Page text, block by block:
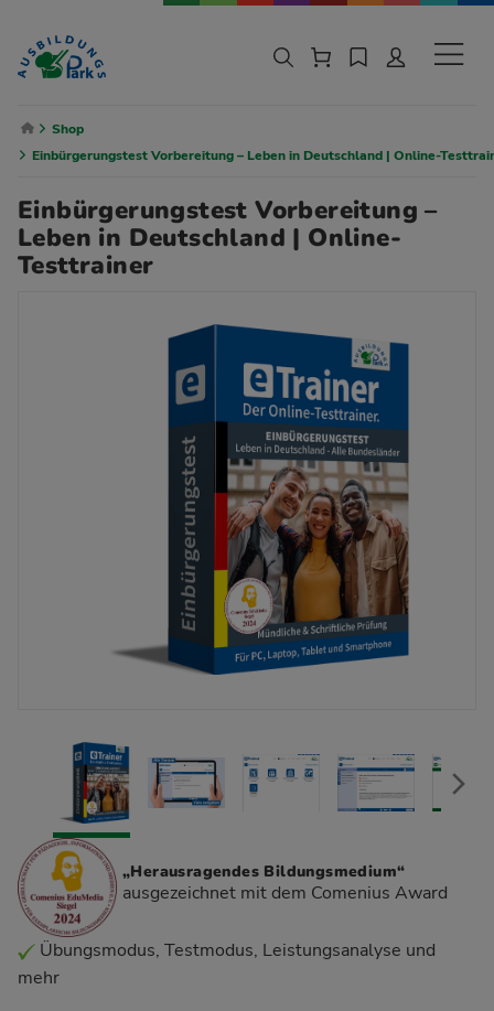
Zur Navigation springen
Zu den Hauptinhalten springen
Shop
Einbürgerungstest Vorbereitung – Leben in Deutschland | Online-
Einbürgerungstest Vorbereitung –
Leben in Deutschland | Online-
Testtrainer
„Herausragendes Bildungsmedium“
ausgezeichnet mit dem Comenius Award
Übungsmodus, Testmodus, Leistungsanalyse und
mehr